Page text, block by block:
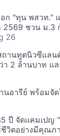
ก "ทุน พสวท."
2569 ชวน ม.3
26
ถานทูตนิวซีแล
2 ล้านบาท แ
อารีย์ พร้อมจัด
ปี จัดแคมเปญ
วิตอย่างมีคุณภ